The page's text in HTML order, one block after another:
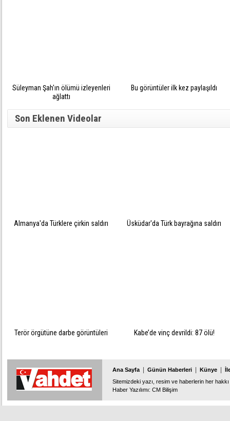
Süleyman Şah'ın ölümü izleyenleri
ağlattı
Bu görüntüler ilk kez paylaşıldı
Son Eklenen Videolar
Almanya'da Türklere çirkin saldırı Üsküdar'da Türk bayrağına saldırı
Terör örgütüne darbe görüntüleri Kabe’de vinç devrildi: 87 ölü!
Ana Sayfa Günün Haberleri Künye
Sitemizdeki yazı, resim ve haberlerin her
Haber Yazılımı: CM Bilişim